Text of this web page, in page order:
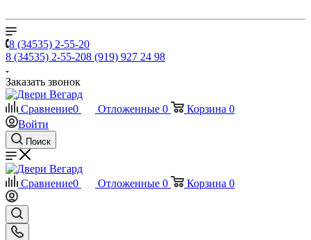
8 (34535) 2-55-20
8 (34535) 2-55-208 (919) 927 24 98
Заказать звонок
Сравнение0 Отложенные 0 Корзина 0
Войти
Поиск
Сравнение0 Отложенные 0 Корзина 0